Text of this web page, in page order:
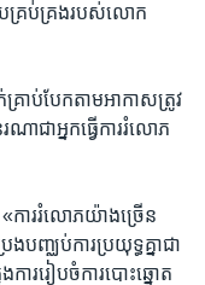
គ្រប់់គ្រង​របស់​លោក
រាប់បែក​តាម​អាកាស​ត្រូវ​
ា​ជា​អ្នក​ធ្វើការ​រំលោភ​
«ការ​រំលោភ​យ៉ាង​ច្រើន​
ង​បញ្ឈប់ការ​ប្រយុទ្ធ​គ្នាជា​
ារ​រៀបចំការ​បោះឆ្នោត​